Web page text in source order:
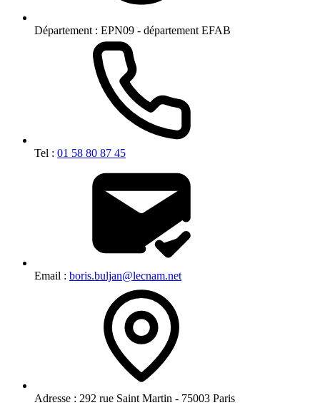
Département : EPN09 - département EFAB
Tel : 01 58 80 87 45
Email : boris.buljan@lecnam.net
Adresse : 292 rue Saint Martin - 75003 Paris